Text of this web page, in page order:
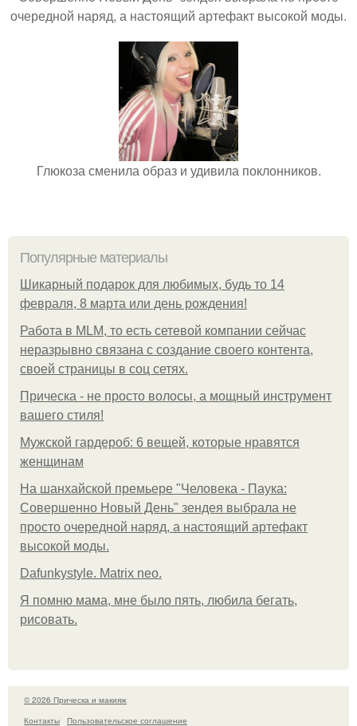
очередной наряд, а настоящий артефакт высокой моды.
Глюкоза сменила образ и удивила поклонников.
Популярные материалы
Шикарный подарок для любимых, будь то 14
февраля, 8 марта или день рождения!
Работа в MLM, то есть сетевой компании сейчас
неразрывно связана с создание своего контента,
своей страницы в соц сетях.
Прическа - не просто волосы, а мощный инструмент
вашего стиля!
Мужской гардероб: 6 вещей, которые нравятся
женщинам
На шанхайской премьере "Человека - Паука:
Совершенно Новый День" зендея выбрала не
просто очередной наряд, а настоящий артефакт
высокой моды.
Dafunkystyle. Matrix neo.
Я помню мама, мне было пять, любила бегать,
рисовать.
© 2026 Прическа и макияж
Контакты
Пользовательское соглашение